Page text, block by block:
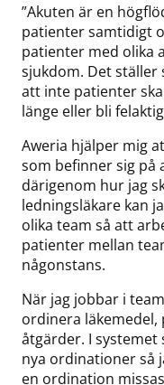
”Akuten är en
patienter samtidigt
patienter med olika
sjukdom. Det
att inte patienter
länge eller bli
Aweria hjälper mig
som befinner sig på
därigenom hur jag
ledningsläkare kan
olika team så att
patienter mellan
någonstans.
När jag jobbar i
ordinera
åtgärder. I
nya ordinationer så
en ordination